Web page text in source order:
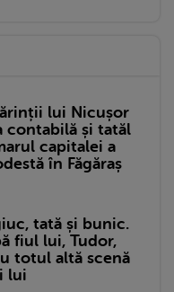
lui Nicușor
contabilă și tatăl
capitalei a
în Făgăraș
tată și bunic.
fiul lui, Tudor,
totul altă scenă
lui